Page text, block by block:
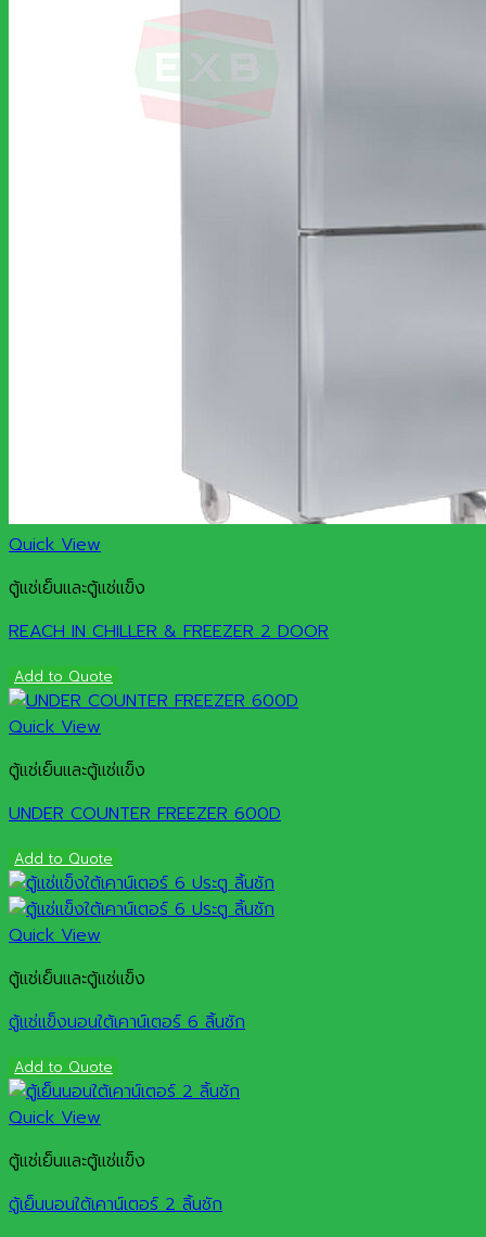
Quick View
ตู้แช่เย็นและตู้แช่แข็ง
REACH IN CHILLER & FREEZER 2 DOOR
Add to Quote
Quick View
ตู้แช่เย็นและตู้แช่แข็ง
UNDER COUNTER FREEZER 600D
Add to Quote
Quick View
ตู้แช่เย็นและตู้แช่แข็ง
ตู้แช่แข็งนอนใต้เคาน์เตอร์ 6 ลิ้นชัก
Add to Quote
Quick View
ตู้แช่เย็นและตู้แช่แข็ง
ตู้เย็นนอนใต้เคาน์เตอร์ 2 ลิ้นชัก